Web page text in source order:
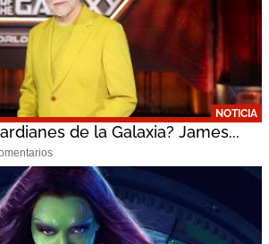
NOTICIA
de la Galaxia? James...